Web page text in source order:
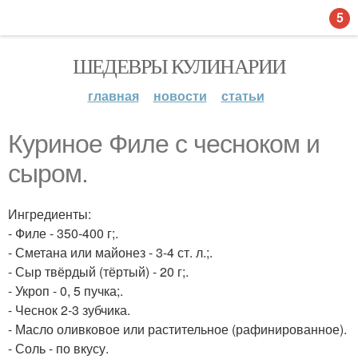
ШЕДЕВРЫ КУЛИНАРИИ
главная новости статьи
Куриное Филе с чесноком и
сыром.
Ингредиенты:
- Филе - 350-400 г;.
- Сметана или майонез - 3-4 ст. л.;.
- Сыр твёрдый (тёртый) - 20 г;.
- Укроп - 0, 5 пучка;.
- Чеснок 2-3 зубчика.
- Масло оливковое или растительное (рафинированное).
- Соль - по вкусу.
5